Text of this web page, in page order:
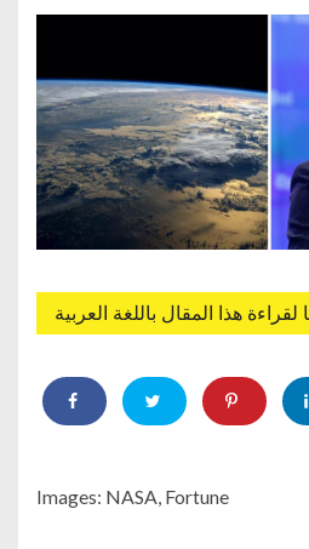
هذا المقال باللغة العربية
Images: NASA, Fortune